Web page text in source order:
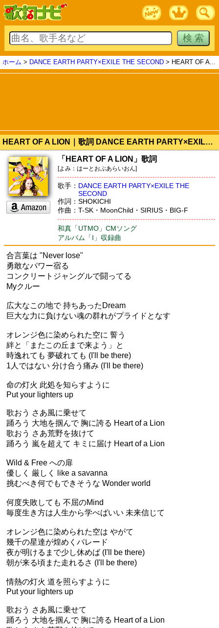
ホーム > DANCE EARTH PARTY×EXILE THE SECOND > HEART OF A LION
HEART OF A LION｜歌詞 DANCE EARTH PARTY×EXILE THE SECOND
「HEART OF A LION」歌詞
[よみ：はーとおぶあらいおん]
歌手： DANCE EARTH PARTY×EXILE THE
SECOND
作詞：SHOKICHI
作曲：T-SK・MoonChild・SIRIUS・BIG-F
和真「UTMO」CMソング
アルバム「I」収録曲
合言葉は "Never lose"
勇敢なパワー宿る
コンクリートジャングルで闘ってる
Myクルー
広大なこの地で 持ちあったDream
巨大な力に負けない魂の群れがプライドとなす
オレンジ色に染められた空に 誓う
絆と「またこの丘まで来よう」と
時逸れても 夢破れても (I'll be there)
1人ではない 分け合う痛み (I'll be there)
命の灯火 此処を知らすように
Put your lighters up
歌おう さあ風に乗せて
踊ろう 大地を掴んで 胸に誇る Heart of a Lion
歌おう さあ荒野を抜けて
踊ろう 嵐を超えて キミに届け Heart of a Lion
Wild & Free への扉
優しく 厳しく like a savanna
挑むべき何でもできそうな Wonder world
何度失敗しても 不屈のMind
毎度生き方は人生から学べばいい 未来信じて
オレンジ色に染められた空は やがて
幾千の星達が煌めくパレード
夜が明けるまで少し休めば (I'll be there)
朝が来る頃また走れるさ (I'll be there)
情熱の灯火 道を照らすように
Put your lighters up
歌おう さあ風に乗せて
踊ろう 大地を掴んで 胸に誇る Heart of a Lion